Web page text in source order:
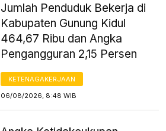
Jumlah Penduduk Bekerja di
Kabupaten Gunung Kidul
464,67 Ribu dan Angka
Pengangguran 2,15 Persen
KETENAGAKERJAAN
06/08/2026, 8:48 WIB